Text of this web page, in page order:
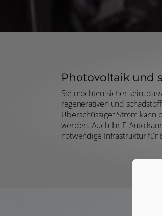
Photovoltaik und
Sie möchten sicher sein,
regenerativen und
Überschüssiger Strom kann
werden. Auch Ihr E-Auto
notwendige Infrastruktur für